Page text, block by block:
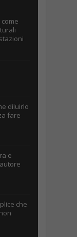
diluirlo
fare
e
che